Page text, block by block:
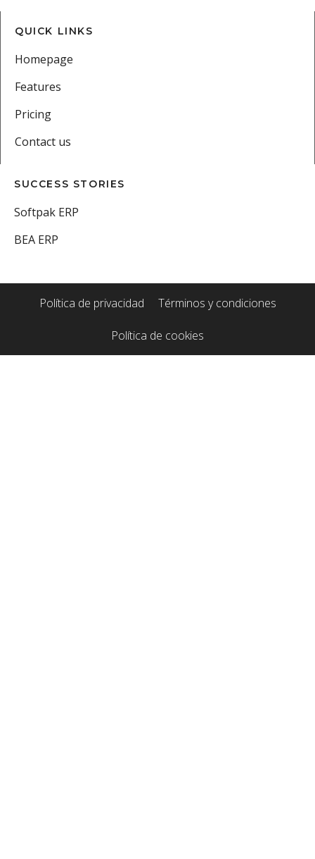
QUICK LINKS
Homepage
Features
Pricing
Contact us
SUCCESS STORIES
Softpak ERP
BEA ERP
Política de privacidad Términos y condiciones
Política de cookies